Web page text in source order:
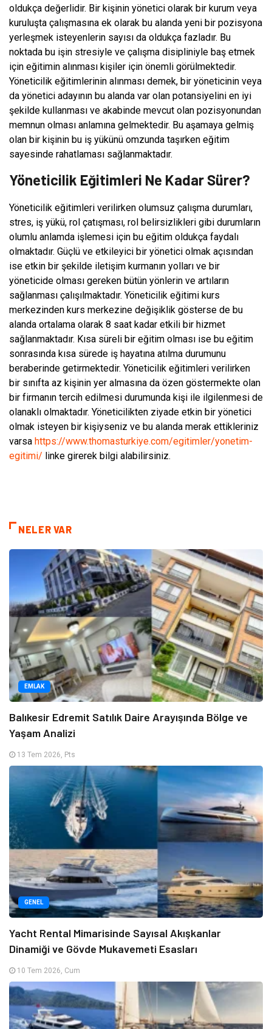
oldukça değerlidir. Bir kişinin yönetici olarak bir kurum veya
kuruluşta çalışmasına ek olarak bu alanda yeni bir pozisyona
yerleşmek isteyenlerin sayısı da oldukça fazladır. Bu
noktada bu işin stresiyle ve çalışma disipliniyle baş etmek
için eğitimin alınması kişiler için önemli görülmektedir.
Yöneticilik eğitimlerinin alınması demek, bir yöneticinin veya
da yönetici adayının bu alanda var olan potansiyelini en iyi
şekilde kullanması ve akabinde mevcut olan pozisyonundan
memnun olması anlamına gelmektedir. Bu aşamaya gelmiş
olan bir kişinin bu iş yükünü omzunda taşırken eğitim
sayesinde rahatlaması sağlanmaktadır.
Yöneticilik Eğitimleri Ne Kadar Sürer?
Yöneticilik eğitimleri verilirken olumsuz çalışma durumları,
stres, iş yükü, rol çatışması, rol belirsizlikleri gibi durumların
olumlu anlamda işlemesi için bu eğitim oldukça faydalı
olmaktadır. Güçlü ve etkileyici bir yönetici olmak açısından
ise etkin bir şekilde iletişim kurmanın yolları ve bir
yöneticide olması gereken bütün yönlerin ve artıların
sağlanması çalışılmaktadır. Yöneticilik eğitimi kurs
merkezinden kurs merkezine değişiklik gösterse de bu
alanda ortalama olarak 8 saat kadar etkili bir hizmet
sağlanmaktadır. Kısa süreli bir eğitim olması ise bu eğitim
sonrasında kısa sürede iş hayatına atılma durumunu
beraberinde getirmektedir. Yöneticilik eğitimleri verilirken
bir sınıfta az kişinin yer almasına da özen göstermekte olan
bir firmanın tercih edilmesi durumunda kişi ile ilgilenmesi de
olanaklı olmaktadır. Yöneticilikten ziyade etkin bir yönetici
olmak isteyen bir kişiyseniz ve bu alanda merak ettikleriniz
varsa https://www.thomasturkiye.com/egitimler/yonetim-
egitimi/ linke girerek bilgi alabilirsiniz.
NELER VAR
EMLAK
Balıkesir Edremit Satılık Daire Arayışında Bölge ve
Yaşam Analizi
13 Tem 2026, Pts
GENEL
Yacht Rental Mimarisinde Sayısal Akışkanlar
Dinamiği ve Gövde Mukavemeti Esasları
10 Tem 2026, Cum